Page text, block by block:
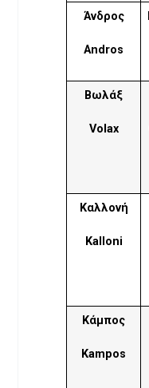
Άνδρος
Andros
Βωλάξ
Volax
Καλλονή
Kalloni
Κάμπος
Kampos